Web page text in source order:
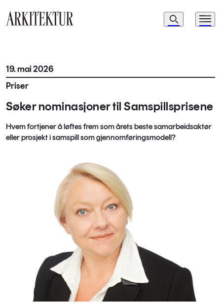
Navigasjon
Søk Meny
19. mai 2026
Priser
Søker nominasjoner til Samspillsprisene
Hvem fortjener å løftes frem som årets beste samarbeidsaktør
eller prosjekt i samspill som gjennomføringsmodell?